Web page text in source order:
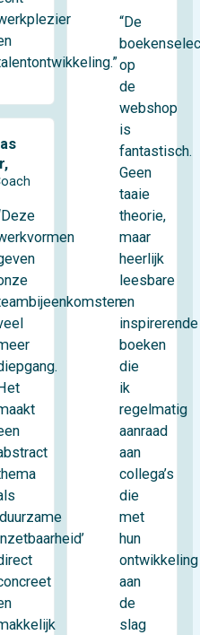
Het
“De
op
de
webshop
is
fantastisch.
Geen
taaie
theorie,
maar
heerlijk
leesbare
en
inspirerende
boeken
die
ik
regelmatig
aanraad
aan
collega’s
die
met
hun
ontwikkeling
aan
de
slag